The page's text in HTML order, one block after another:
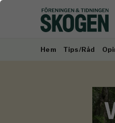
Hem Tips/Råd